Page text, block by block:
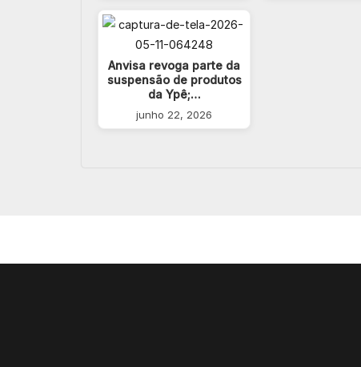
Anvisa revoga parte da
suspensão de produtos
da Ypê;…
junho 22, 2026